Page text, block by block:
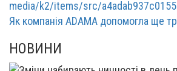
Як компанія ADAMA допомогла ще
НОВИНИ